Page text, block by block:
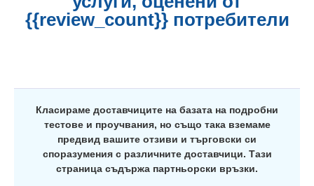
{{review_count}} потребители
Класираме доставчиците на базата на подробни
тестове и проучвания, но също така вземаме
предвид вашите отзиви и търговски си
споразумения с различните доставчици. Тази
страница съдържа партньорски връзки.